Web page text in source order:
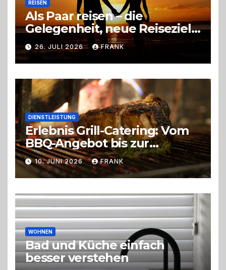
REISEN
Als Paar reisen – die
Gelegenheit, neue Reiseziele
zu entdecken
26. JULI 2026 FRANK
DIENSTLEISTUNG
Erlebnis Grill-Catering: Vom
BBQ-Angebot bis zur
perfekten Eventorganisation
Trend zu Outdoor-Events,
Erlebnisgastronomie und
Live-Cooking
10. JUNI 2026 FRANK
WOHNEN
Bad und Küche einfach
besser verstehen